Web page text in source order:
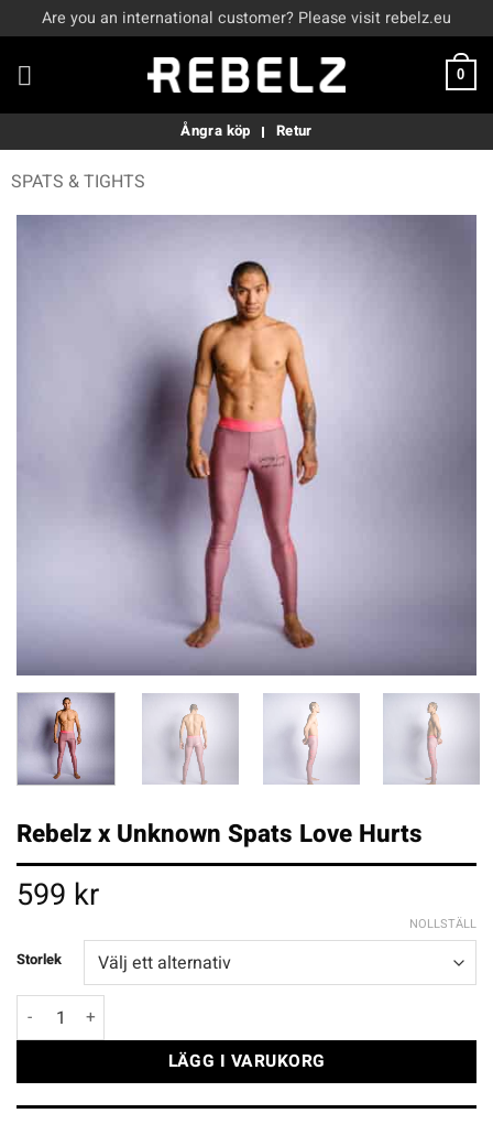
to
content
Are you an international customer? Please visit rebelz.eu
0
Ångra köp Retur
SPATS & TIGHTS
Rebelz x Unknown Spats Love Hurts
599 kr
Storlek
NOLLSTÄLL
Rebelz x Unknown Spats Love Hurts mängd
LÄGG I VARUKORG